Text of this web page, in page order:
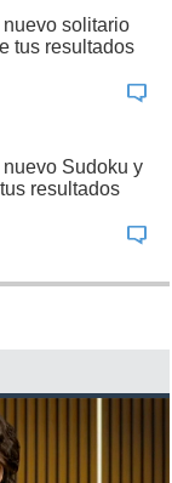
nuevo solitario
tus resultados
Sudoku y
resultados